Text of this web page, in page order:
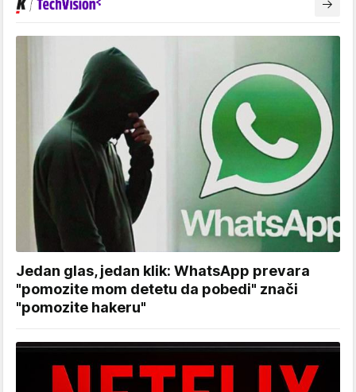
Jedan glas, jedan klik: WhatsApp prevara
"pomozite mom detetu da pobedi" znači
"pomozite hakeru"